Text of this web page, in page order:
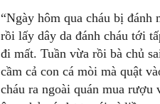
“Ngày hôm qua cháu bị đánh
rồi lấy dây da đánh cháu tới
đi mất. Tuần vừa rồi bà chủ
cầm cả con cá mòi mà quật
cháu ra ngoài quán mua rượu